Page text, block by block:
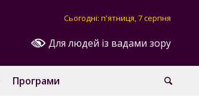
Для людей із вадами зору
Сьогодні: п'ятниця, 7 серпня
Програми